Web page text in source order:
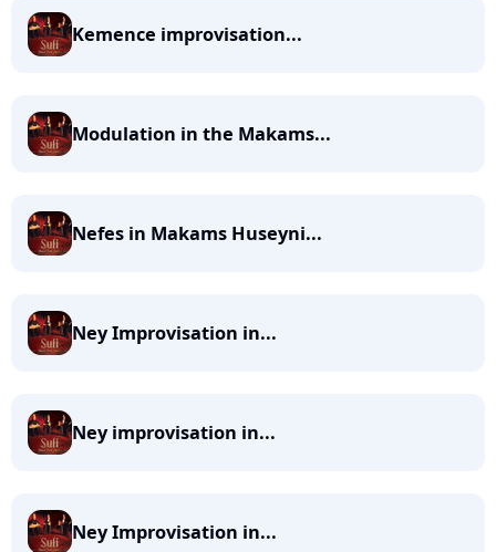
Kemence improvisation...
Modulation in the Makams...
Nefes in Makams Huseyni...
Ney Improvisation in...
Ney improvisation in...
Ney Improvisation in...